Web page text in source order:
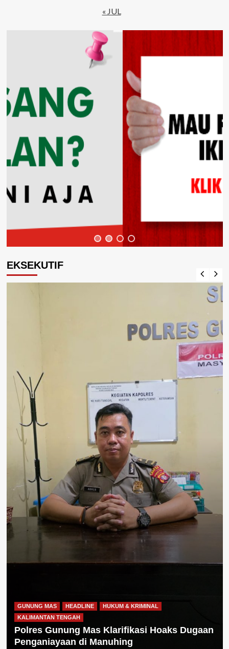
« JUL
EKSEKUTIF
GUNUNG MAS HEADLINE
HUKUM & KRIMINAL
KALIMANTAN TENGAH
Polres Gunung Mas Klarifikasi Hoaks Dugaan
Penganiayaan di Manuhing